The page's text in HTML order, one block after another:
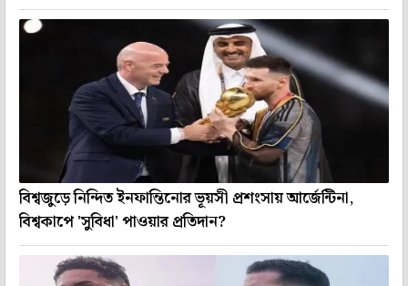
বিশ্বজুড়ে নিন্দিত ইনফান্তিনোর ভূয়সী প্রশংসায় আর্জেন্টিনা,
বিশ্বকাপে 'সুবিধা' পাওয়ার প্রতিদান?